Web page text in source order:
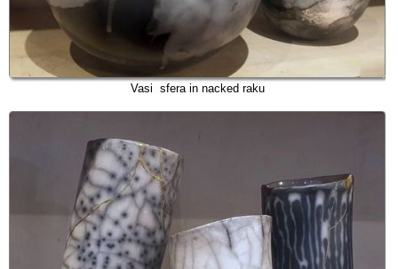
Vasi sfera in nacked raku